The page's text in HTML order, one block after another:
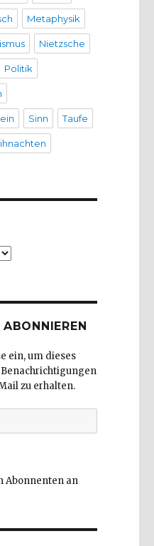
2011“
Metaphysik
Nietzsche
Politik
Sinn Taufe
ein, um dieses
zu erhalten.
Abonnenten an